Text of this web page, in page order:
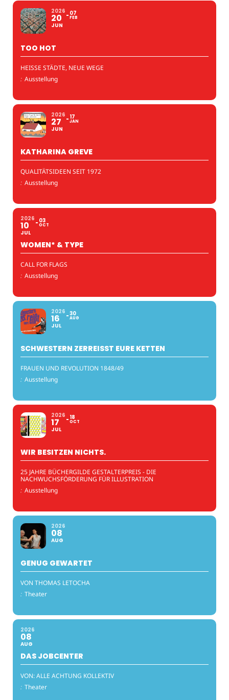
2026
20
JUN
07
FEB
TOO HOT
HEISSE STÄDTE, NEUE WEGE
: Ausstellung
2026
27
JUN
17
JAN
KATHARINA GREVE
QUALITÄTSIDEEN SEIT 1972
: Ausstellung
2026
10
JUL
03
OCT
WOMEN* & TYPE
CALL FOR FLAGS
: Ausstellung
2026
16
JUL
30
AUG
SCHWESTERN ZERREISST EURE KETTEN
FRAUEN UND REVOLUTION 1848/49
: Ausstellung
2026
17
JUL
18
OCT
WIR BESITZEN NICHTS.
25 JAHRE BÜCHERGILDE GESTALTERPREIS - DIE
NACHWUCHSFÖRDERUNG FÜR ILLUSTRATION
: Ausstellung
2026
08
AUG
GENUG GEWARTET
VON THOMAS LETOCHA
: Theater
2026
08
AUG
DAS JOBCENTER
VON: ALLE ACHTUNG KOLLEKTIV
: Theater